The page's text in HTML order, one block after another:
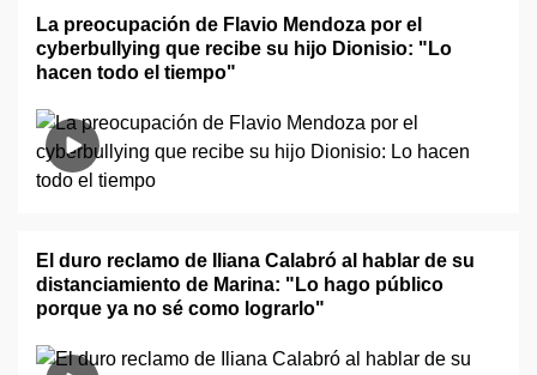
La preocupación de Flavio Mendoza por el
cyberbullying que recibe su hijo Dionisio: "Lo
hacen todo el tiempo"
El duro reclamo de Iliana Calabró al hablar de su
distanciamiento de Marina: "Lo hago público
porque ya no sé como lograrlo"